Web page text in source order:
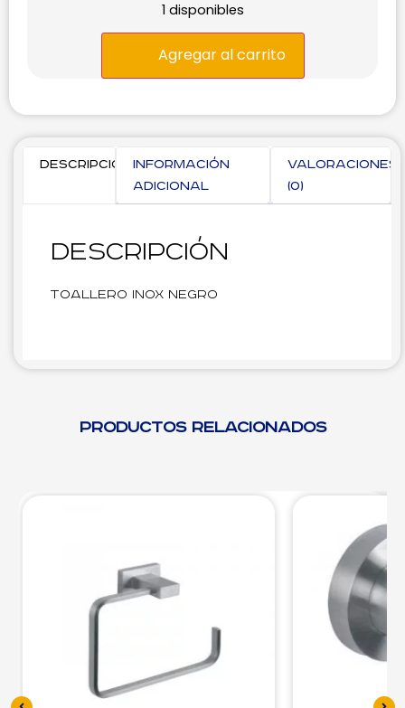
1 disponibles
Agregar al carrito
Descripción Información
adicional
Valoraciones
(0)
Descripción
Toallero Inox Negro
Productos relacionados